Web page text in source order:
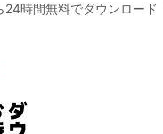
時間無料でダウンロード